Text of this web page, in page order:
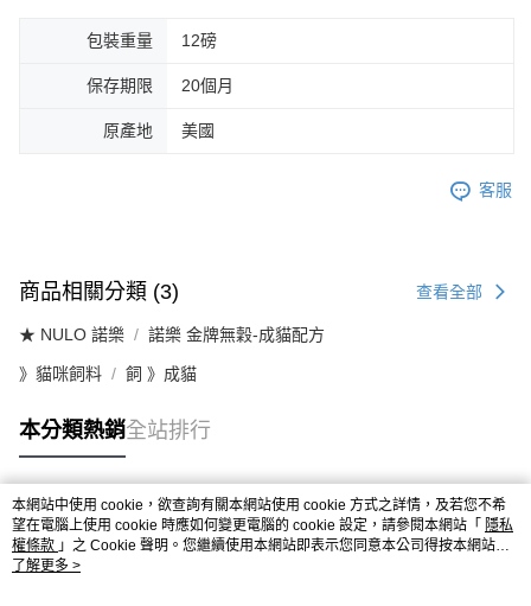
包裝重量 12磅
保存期限 20個月
原產地 美國
客服
商品相關分類 (3) 查看全部
★ NULO 諾樂 諾樂 金牌無穀-成貓配方
》貓咪飼料 飼 》成貓
本分類熱銷全站排行
熱門標籤
本網站中使用 cookie，欲查詢有關本網站使用 cookie 方式之詳情，及若您不希
望在電腦上使用 cookie 時應如何變更電腦的 cookie 設定，請參閱本網站「 隱私
權條款 」之 Cookie 聲明。您繼續使用本網站即表示您同意本公司得按本網站使
用條款之 Cookie 聲明使用 cookie。
了解更多 >